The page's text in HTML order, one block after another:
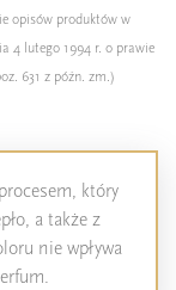
opisów produktów w
4 lutego 1994 r. o prawie
631 z późn. zm.)
który
a także z
nie wpływa